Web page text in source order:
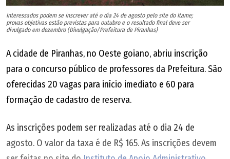
Interessados podem se inscrever até o dia 24 de agosto pelo site do Itame;
provas objetivas estão previstas para outubro e o resultado final deve ser
divulgado em dezembro (Divulgação/Prefeitura de Piranhas)
A cidade de Piranhas, no Oeste goiano, abriu inscrição
para o concurso público de professores da Prefeitura. São
oferecidas 20 vagas para início imediato e 60 para
formação de cadastro de reserva.
As inscrições podem ser realizadas até o dia 24 de
agosto. O valor da taxa é de R$ 165. As inscrições devem